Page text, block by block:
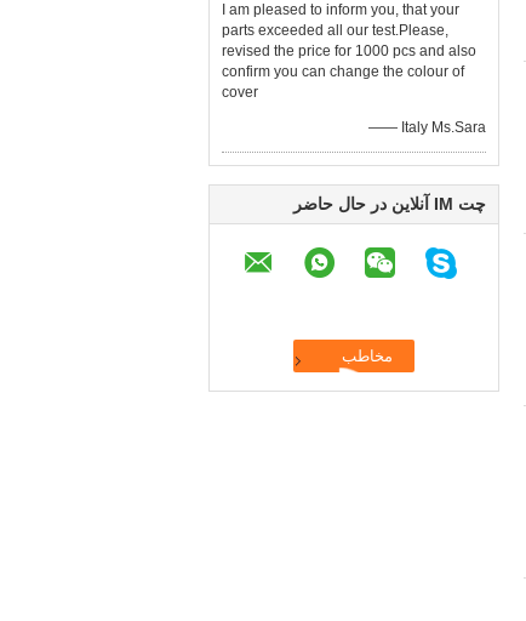
I am pleased to inform you, that your
parts exceeded all our test.Please,
revised the price for 1000 pcs and also
confirm you can change the colour of
cover
—— Italy Ms.Sara
چت IM آنلاین در حال حاضر